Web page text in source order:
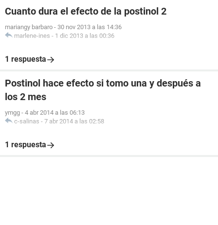
Cuanto dura el efecto de la postinol 2
mariangy barbaro - 30 nov 2013 a las 14:36
marlene-ines - 1 dic 2013 a las 00:36
1 respuesta
Postinol hace efecto si tomo una y después a
los 2 mes
ymgg - 4 abr 2014 a las 06:13
c-salinas - 7 abr 2014 a las 02:58
1 respuesta